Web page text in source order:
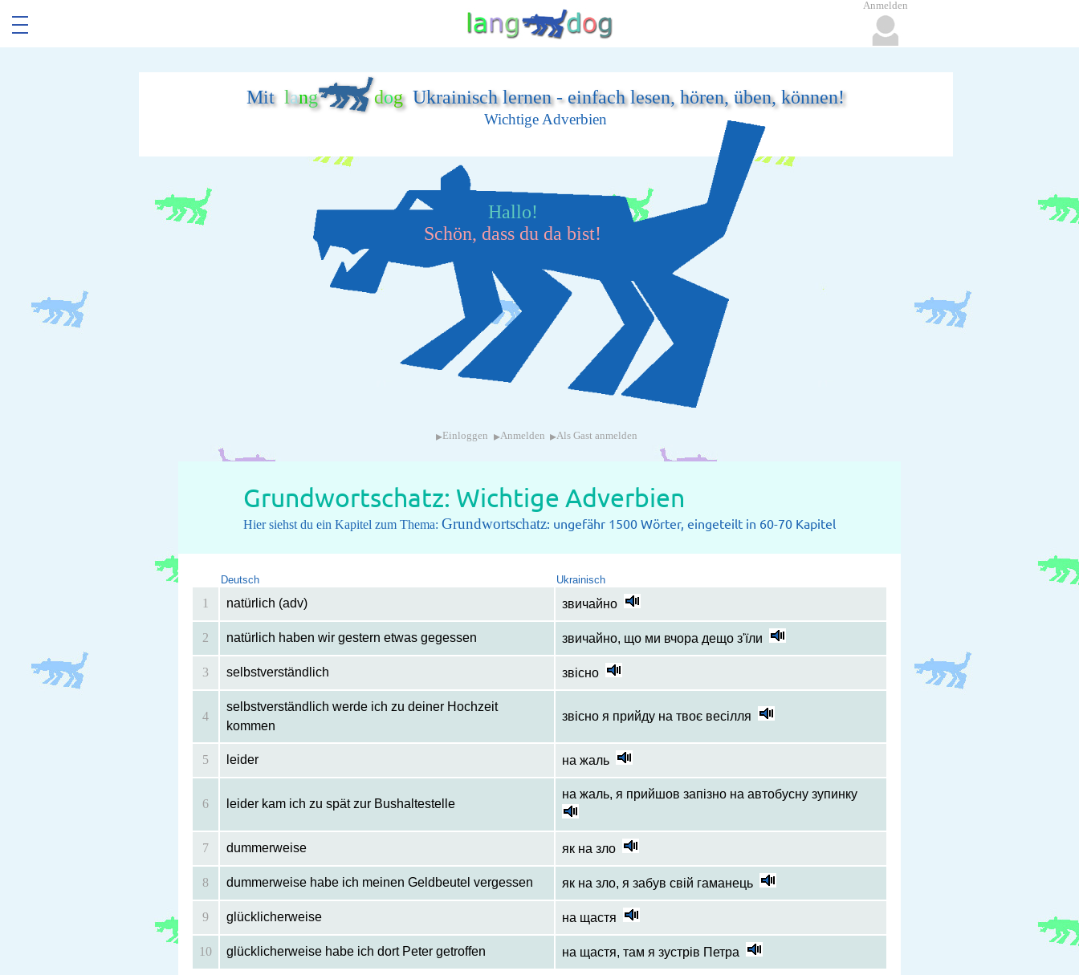
Mitlang dogUkrainisch lernen - einfach lesen, hören, üben, können!
Wichtige Adverbien
Hallo!
Schön, dass du da bist!
▸ Einloggen ▸Anmelden ▸Als Gast anmelden
Grundwortschatz: Wichtige Adverbien
Hier siehst du ein Kapitel zum Thema: Grundwortschatz: ungefähr 1500 Wörter, eingeteilt in 60-70 Kapitel
Deutsch Ukrainisch
1 natürlich (adv) звичайно
2 natürlich haben wir gestern etwas gegessen звичайно, що ми вчора дещо з'їли
3 selbstverständlich звісно
4
selbstverständlich werde ich zu deiner Hochzeit
kommen
звісно я прийду на твоє весілля
5 leider на жаль
6 leider kam ich zu spät zur Bushaltestelle
на жаль, я прийшов запізно на автобусну зупинку
7 dummerweise як на зло
8 dummerweise habe ich meinen Geldbeutel vergessen як на зло, я забув свій гаманець
9 glücklicherweise на щастя
10 glücklicherweise habe ich dort Peter getroffen на щастя, там я зустрів Петра
Anmelden